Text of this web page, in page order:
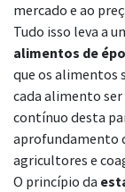
mercado e ao
Tudo isso leva a
alimentos de
que os alimentos
cada alimento
contínuo desta
aprofundamento
agricultores e
O princípio da